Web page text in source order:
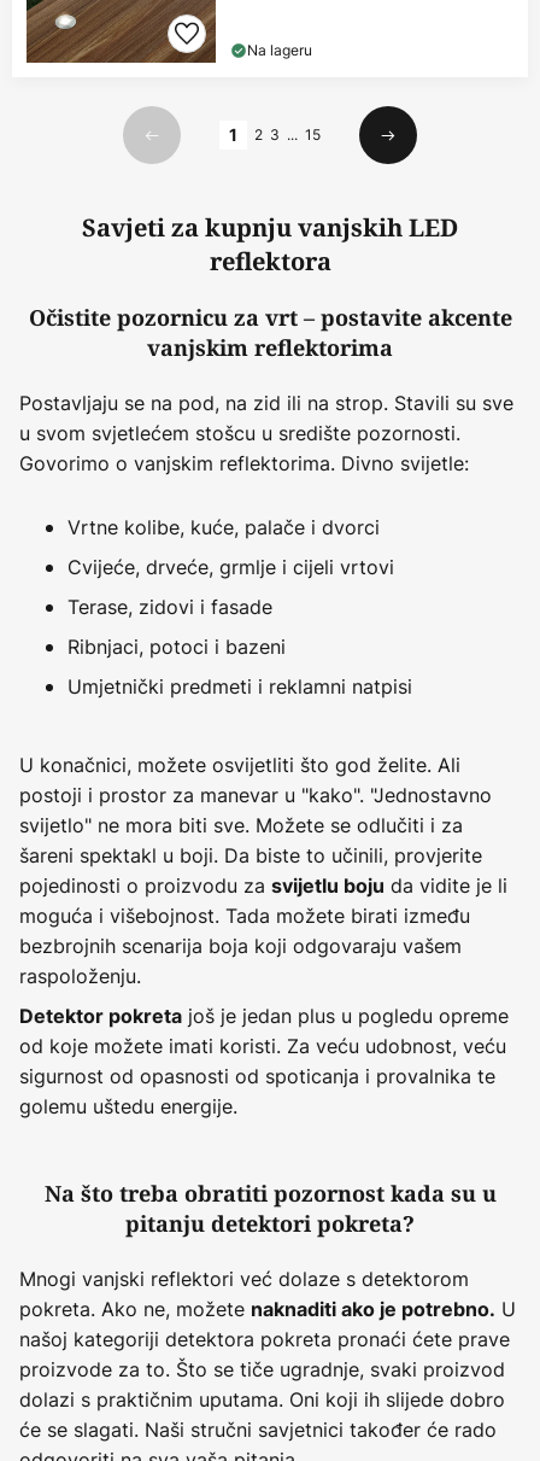
Na lageru
Prethodno
1 2 3 ... 15
Sljedeći
Savjeti za kupnju vanjskih LED
reflektora
Očistite pozornicu za vrt – postavite akcente
vanjskim reflektorima
Postavljaju se na pod, na zid ili na strop. Stavili su sve
u svom svjetlećem stošcu u središte pozornosti.
Govorimo o vanjskim reflektorima. Divno svijetle:
Vrtne kolibe, kuće, palače i dvorci
Cvijeće, drveće, grmlje i cijeli vrtovi
Terase, zidovi i fasade
Ribnjaci, potoci i bazeni
Umjetnički predmeti i reklamni natpisi
U konačnici, možete osvijetliti što god želite. Ali
postoji i prostor za manevar u "kako". "Jednostavno
svijetlo" ne mora biti sve. Možete se odlučiti i za
šareni spektakl u boji. Da biste to učinili, provjerite
pojedinosti o proizvodu za svijetlu boju da vidite je li
moguća i višebojnost. Tada možete birati između
bezbrojnih scenarija boja koji odgovaraju vašem
raspoloženju.
Detektor pokreta još je jedan plus u pogledu opreme
od koje možete imati koristi. Za veću udobnost, veću
sigurnost od opasnosti od spoticanja i provalnika te
golemu uštedu energije.
Na što treba obratiti pozornost kada su u
pitanju detektori pokreta?
Mnogi vanjski reflektori već dolaze s detektorom
pokreta. Ako ne, možete naknaditi ako je potrebno. U
našoj kategoriji detektora pokreta pronaći ćete prave
proizvode za to. Što se tiče ugradnje, svaki proizvod
dolazi s praktičnim uputama. Oni koji ih slijede dobro
će se slagati. Naši stručni savjetnici također će rado